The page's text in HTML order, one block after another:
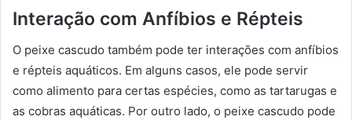
Interação com Anfíbios e Répteis
O peixe cascudo também pode ter interações com anfíbios
e répteis aquáticos. Em alguns casos, ele pode servir
como alimento para certas espécies, como as tartarugas e
as cobras aquáticas. Por outro lado, o peixe cascudo pode